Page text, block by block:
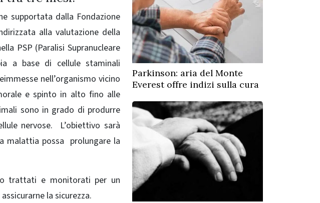
supportata dalla Fondazione
alla valutazione della
PSP (Paralisi Supranucleare
a base di cellule staminali
nell’organismo vicino
e spinto in alto fino alle
sono in grado di produrre
nervose. L’obiettivo sarà
malattia possa prolungare la
trattati e monitorati per un
la sicurezza.
Parkinson: aria del Monte
Everest offre indizi sulla cura